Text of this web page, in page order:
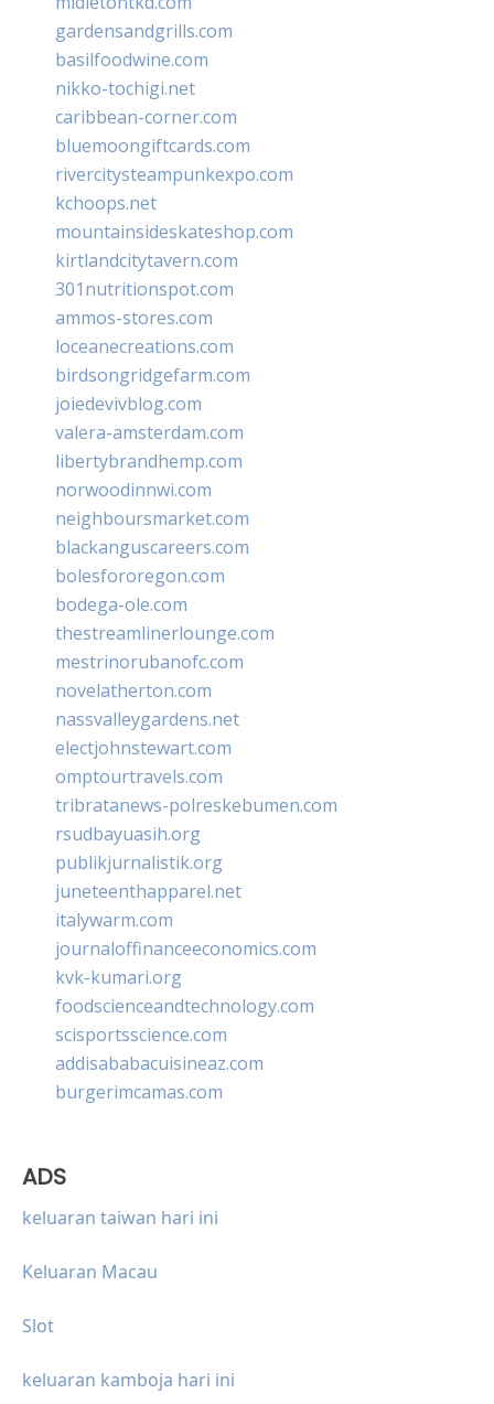
gardensandgrills.com
basilfoodwine.com
nikko-tochigi.net
caribbean-corner.com
bluemoongiftcards.com
rivercitysteampunkexpo.com
kchoops.net
mountainsideskateshop.com
kirtlandcitytavern.com
301nutritionspot.com
ammos-stores.com
loceanecreations.com
birdsongridgefarm.com
joiedevivblog.com
valera-amsterdam.com
libertybrandhemp.com
norwoodinnwi.com
neighboursmarket.com
blackanguscareers.com
bolesfororegon.com
bodega-ole.com
thestreamlinerlounge.com
mestrinorubanofc.com
novelatherton.com
nassvalleygardens.net
electjohnstewart.com
omptourtravels.com
tribratanews-polreskebumen.com
rsudbayuasih.org
publikjurnalistik.org
juneteenthapparel.net
italywarm.com
journaloffinanceeconomics.com
kvk-kumari.org
foodscienceandtechnology.com
scisportsscience.com
addisababacuisineaz.com
burgerimcamas.com
ADS
keluaran taiwan hari ini
Keluaran Macau
Slot
keluaran kamboja hari ini